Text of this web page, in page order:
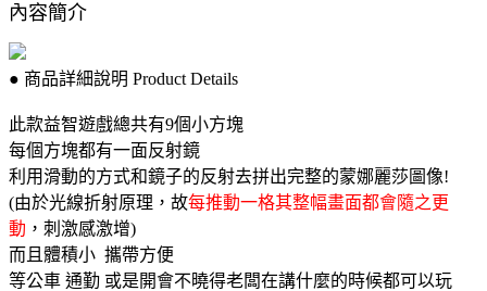
內容簡介
● 商品詳細說明 Product Details
此款益智遊戲總共有9個小方塊
每個方塊都有一面反射鏡
利用滑動的方式和鏡子的反射去拼出完整的蒙娜麗莎圖像!
(由於光線折射原理，故每推動一格其整幅畫面都會隨之更
動 ，刺激感激增)
而且體積小 攜帶方便
等公車 通勤 或是開會不曉得老闆在講什麼的時候都可以玩